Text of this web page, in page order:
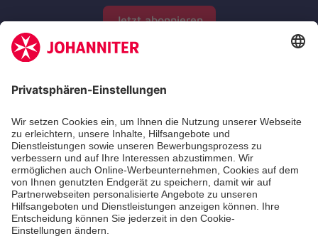
Jetzt abonnieren
Zertifizierung der Johanniter-Unfall-Hilfe e.V.
Die Johanniter GmbH führt das Spendenzertifikat
des Deutschen Spendenrats e.V.